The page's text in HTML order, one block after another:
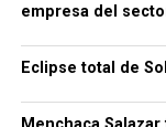
empresa del
Eclipse total de